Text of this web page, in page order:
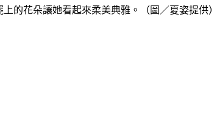
的花朵讓她看起來柔美典雅。（圖／夏姿提供）